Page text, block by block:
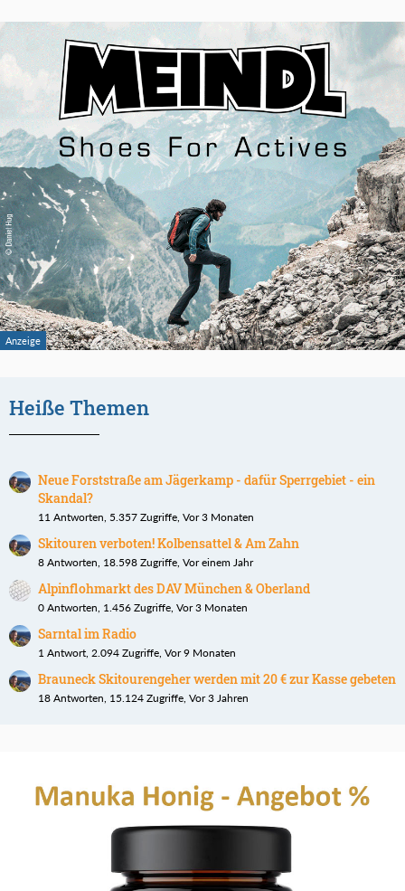
Heiße Themen
Neue Forststraße am Jägerkamp - dafür Sperrgebiet - ein
Skandal?
11 Antworten, 5.357 Zugriffe, Vor 3 Monaten
Skitouren verboten! Kolbensattel & Am Zahn
8 Antworten, 18.598 Zugriffe, Vor einem Jahr
Alpinflohmarkt des DAV München & Oberland
0 Antworten, 1.456 Zugriffe, Vor 3 Monaten
Sarntal im Radio
1 Antwort, 2.094 Zugriffe, Vor 9 Monaten
Brauneck Skitourengeher werden mit 20 € zur Kasse gebeten
18 Antworten, 15.124 Zugriffe, Vor 3 Jahren